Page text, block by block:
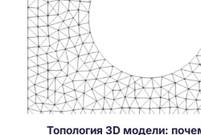
Топология 3D модели: